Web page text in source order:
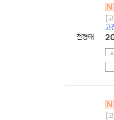
전형태
N
[
고
N
[